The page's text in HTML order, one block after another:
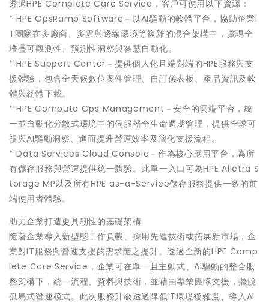
透過HPE Complete Care Service，客戶可使用以下資源：
* HPE OpsRamp Software－以AI驅動的軟體平台，協助企業I
T團隊在多廠商、多雲與邊緣環境等複雜的混合架構中，實現全
堆疊可觀測性、預測性洞察與智慧自動化。
* HPE Support Center－提供個人化且端對端的HPE服務與支
援體驗，包含全天候數位案件管理、自訂儀表板、產品資訊及軟
體與韌體下載。
* HPE Compute Ops Management－安全的雲端平台，統
一並自動化分散式環境中的伺服器全生命週期管理，提供全球可
視與AI驅動洞察、進而提升營運效率及簡化支援流程。
* Data Services Cloud Console－作為核心應用平台，為所
有儲存服務與營運提供統一體驗。此單一入口可為HPE Alletra S
torage MP以及所有HPE as-a-Service儲存服務提供一致的前
端使用者體驗。
助力企業打造更具韌性的基礎架構
隨著企業導入新型態工作負載、採用先進技術或拓展新市場，企
業對IT服務與營運支援的需求隨之提升。透過全新的HPE Comp
lete Care Service，企業可在單一且主動式、AI驅動的整合服
務架構下，統一流程、資料與技術，並藉由專業團隊支援，擺脫
孤島式營運模式。此次服務升級透過降低IT環境複雜度、導入AI